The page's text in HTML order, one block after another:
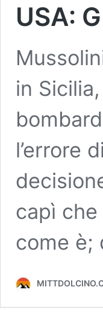
USA:
in
l’errore
capì
come